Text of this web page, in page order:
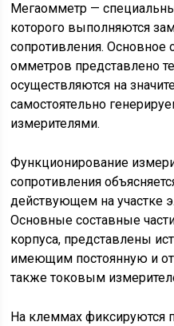
Мегаомметр —
которого выполняются
сопротивления. Основное
омметров представлено
осуществляются на
самостоятельно
измерителями.
Функционирование
сопротивления
действующем на участке
Основные составные
корпуса, представлены
имеющим постоянную и
также токовым
На клеммах